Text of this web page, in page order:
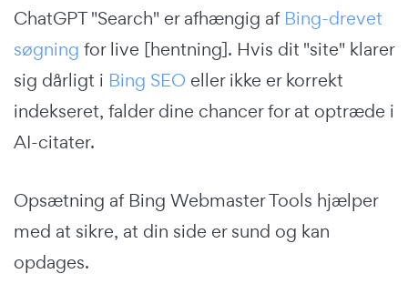
ChatGPT "Search" er afhængig af Bing-drevet
søgning for live [hentning]. Hvis dit "site" klarer
sig dårligt i Bing SEO eller ikke er korrekt
indekseret, falder dine chancer for at optræde i
AI-citater.
Opsætning af Bing Webmaster Tools hjælper
med at sikre, at din side er sund og kan
opdages.